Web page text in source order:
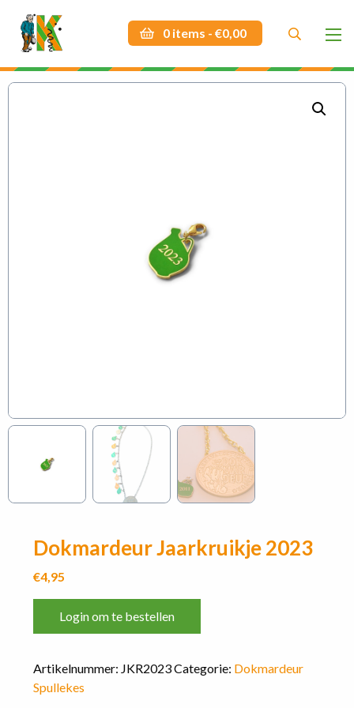
0 items - €0,00
Dokmardeur Jaarkruikje 2023
Dokmardeur Jaarkruikje 2023
€4,95
Login om te bestellen
Artikelnummer: JKR2023Categorie: Dokmardeur
Spullekes